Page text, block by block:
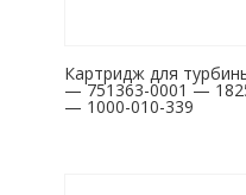
Картридж для
— 751363-0001 —
— 1000-010-339